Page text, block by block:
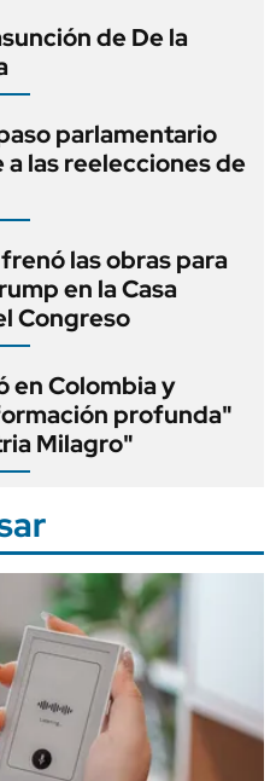
de De la
parlamentario
las reelecciones de
las obras para
en la Casa
Congreso
en Colombia y
profunda"
Milagro"